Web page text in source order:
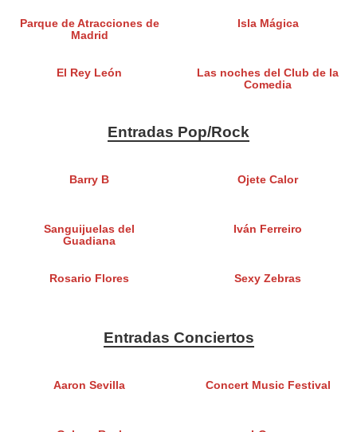
Parque de Atracciones de
Madrid
Isla Mágica
El Rey León
Las noches del Club de la
Comedia
Entradas Pop/Rock
Barry B Ojete Calor
Sanguijuelas del
Guadiana
Iván Ferreiro
Rosario Flores Sexy Zebras
Entradas Conciertos
Aaron Sevilla Concert Music Festival